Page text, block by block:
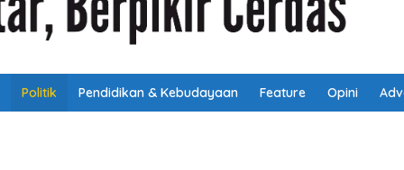
Politik Pendidikan & Kebudayaan Feature Opini